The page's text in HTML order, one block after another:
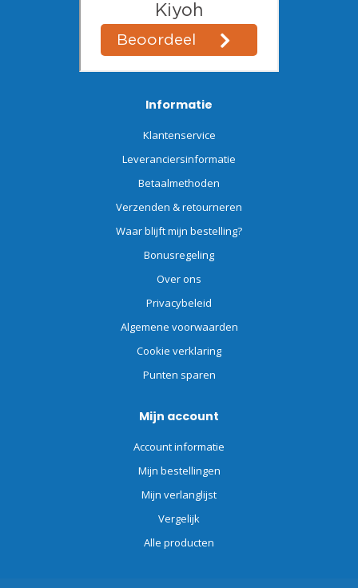
Informatie
Klantenservice
Leveranciersinformatie
Betaalmethoden
Verzenden & retourneren
Waar blijft mijn bestelling?
Bonusregeling
Over ons
Privacybeleid
Algemene voorwaarden
Cookie verklaring
Punten sparen
Mijn account
Account informatie
Mijn bestellingen
Mijn verlanglijst
Vergelijk
Alle producten